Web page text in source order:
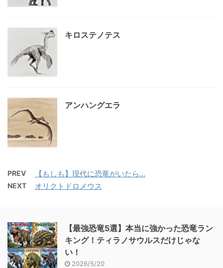
キロステノテス
アンハングエラ
PREV 【もしも】現代に恐竜がいたら…
NEXT オリクトドロメウス
【最強恐竜5選】本当に強かった恐竜ラン
キング！ティラノサウルスだけじゃな
い！
2026/5/20